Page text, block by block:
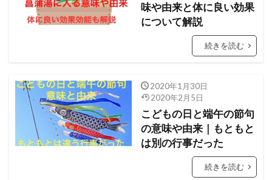
味や由来と体に良い効果
について解説
続きを読む
2020年1月30日
2020年2月5日
こどもの日と端午の節句
の意味や由来｜もともと
は別の行事だった
続きを読む